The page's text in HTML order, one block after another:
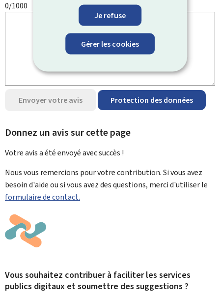
Je refuse
Gérer les cookies
0/1000
Envoyer votre avis Protection des données
Donnez un avis sur cette page
Votre avis a été envoyé avecsuccès !
Nous vous remercions pour votre contribution. Si vous avez
besoin d'aide ou si vous avez des questions, merci d'utiliser le
formulaire de contact.
Vous souhaitez contribuer à faciliter les services
publics digitaux et soumettre des suggestions ?